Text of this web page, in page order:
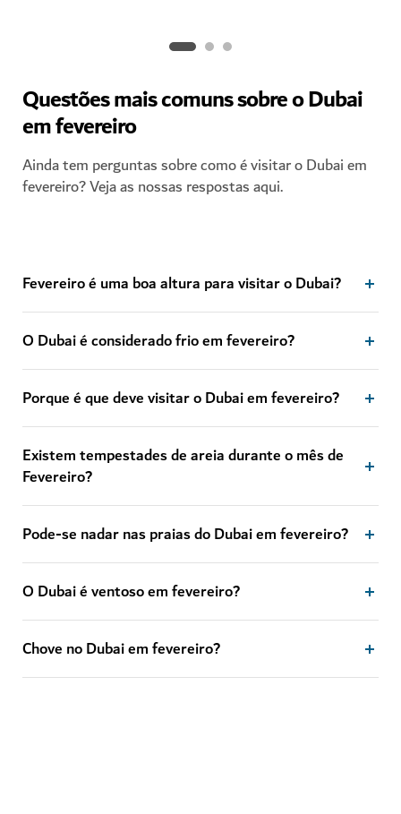
Questões mais comuns sobre o Dubai
em fevereiro
Ainda tem perguntas sobre como é visitar o Dubai em
fevereiro? Veja as nossas respostas aqui.
Fevereiro é uma boa altura para visitar o Dubai?
O Dubai é considerado frio em fevereiro?
Porque é que deve visitar o Dubai em fevereiro?
Existem tempestades de areia durante o mês de
Fevereiro?
Pode-se nadar nas praias do Dubai em fevereiro?
O Dubai é ventoso em fevereiro?
Chove no Dubai em fevereiro?